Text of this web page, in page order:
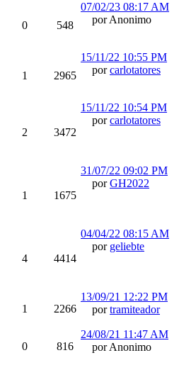
0 548
07/02/23 08:17 AM
por Anonimo
1 2965
15/11/22 10:55 PM
porcarlotatores
2 3472
15/11/22 10:54 PM
porcarlotatores
1 1675
31/07/22 09:02 PM
porGH2022
4 4414
04/04/22 08:15 AM
por geliebte
1 2266
13/09/21 12:22 PM
portramiteador
0 816
24/08/21 11:47 AM
por Anonimo